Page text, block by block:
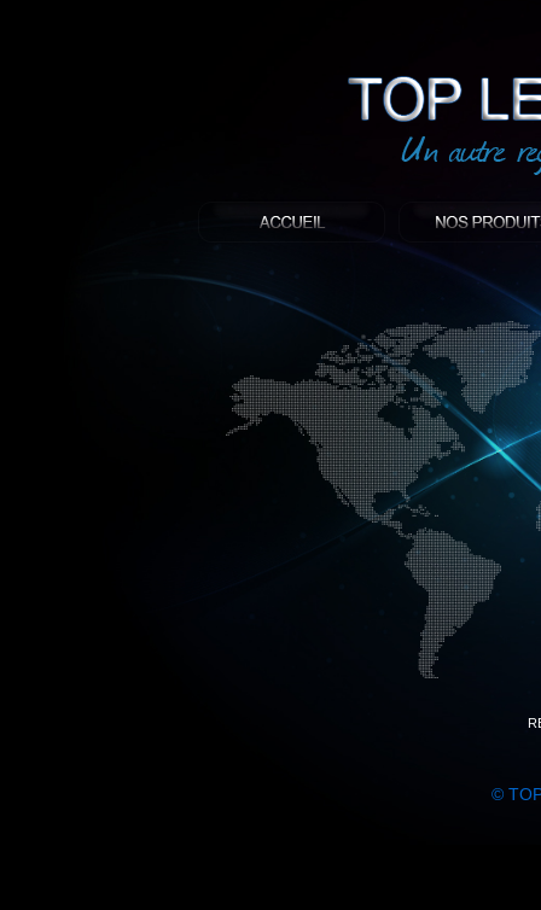
©
: Top led world
Produit décoratif led
Objet publicitaire led
éclairage blanc led
Enseigne publicitaire
Fabriquant et distributeur français
gamme à base de LED.
led, Topledworld, top led world, top
économie énergie, edf, lumière,